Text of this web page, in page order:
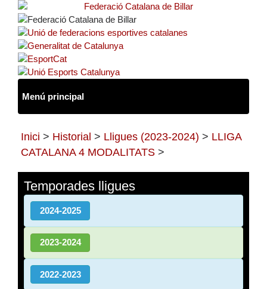
Inici > Historial > Lligues (2023-2024) > LLIGA
CATALANA 4 MODALITATS >
Temporades lligues
2024-2025
2023-2024
2022-2023